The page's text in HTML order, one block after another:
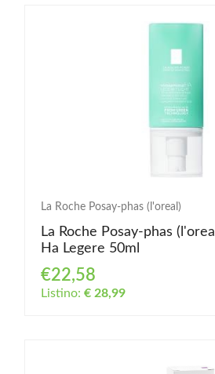
La Roche Posay-phas (l'oreal)
La Roche Posay-phas
Ha Legere 50ml
€22,58
Listino: € 28,99